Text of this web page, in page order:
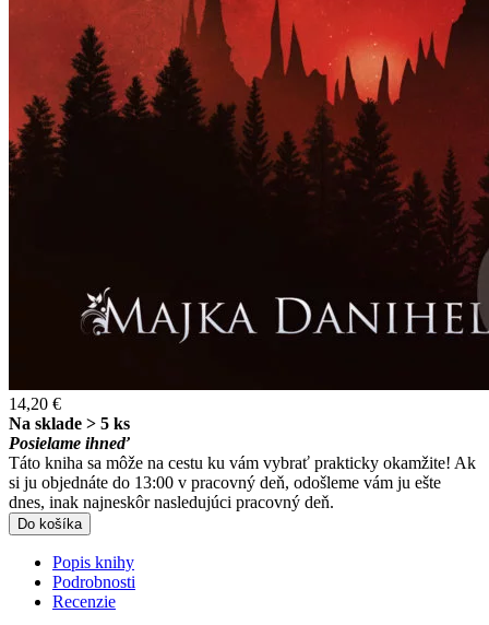
14,20 €
Na sklade > 5 ks
Posielame ihneď
Táto kniha sa môže na cestu ku vám vybrať prakticky okamžite! Ak
si ju objednáte do 13:00 v pracovný deň, odošleme vám ju ešte
dnes, inak najneskôr nasledujúci pracovný deň.
Do košíka
Popis knihy
Podrobnosti
Recenzie